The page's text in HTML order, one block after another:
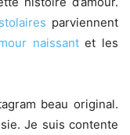
parviennent
naissantet les
beau original.
Je suis contente